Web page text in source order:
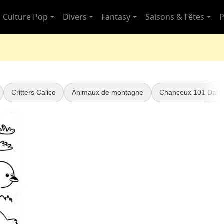
Culture Pop Divers Fantasy Saisons & Fêtes
Critters Calico Animaux de montagne Chanceux 101